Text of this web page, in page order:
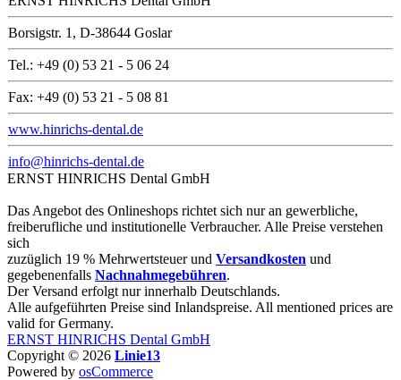
Borsigstr. 1, D-38644 Goslar
Tel.: +49 (0) 53 21 - 5 06 24
Fax: +49 (0) 53 21 - 5 08 81
www.hinrichs-dental.de
info@hinrichs-dental.de
ERNST HINRICHS Dental GmbH
Das Angebot des Onlineshops richtet sich nur an gewerbliche,
freiberufliche und institutionelle Verbraucher. Alle Preise verstehen
sich
zuzüglich 19 % Mehrwertsteuer und Versandkosten und
gegebenenfalls Nachnahmegebühren.
Der Versand erfolgt nur innerhalb Deutschlands.
Alle aufgeführten Preise sind Inlandspreise. All mentioned prices are
valid for Germany.
ERNST HINRICHS Dental GmbH
Copyright © 2026 Linie13
Powered by osCommerce